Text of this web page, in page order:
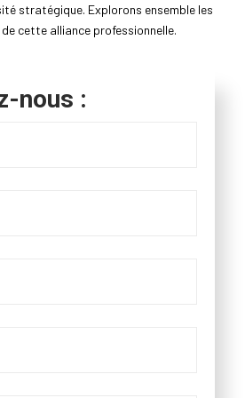
stratégique. Explorons ensemble les
cette alliance professionnelle.
nous :